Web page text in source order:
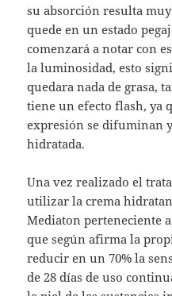
su absorción resulta
quede en un estado
comenzará a notar con
la luminosidad, esto
quedara nada de grasa,
tiene un efecto flash, ya
expresión se difuminan
hidratada.
Una vez realizado el
utilizar la crema
Mediaton perteneciente
que según afirma la
reducir en un 70% la
de 28 días de uso